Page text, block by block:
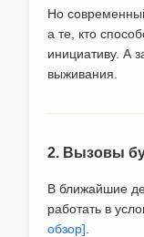
Но
а те, кто
инициативу. А
выживания.
2. Вызовы
В ближайшие
работать в
обзор]